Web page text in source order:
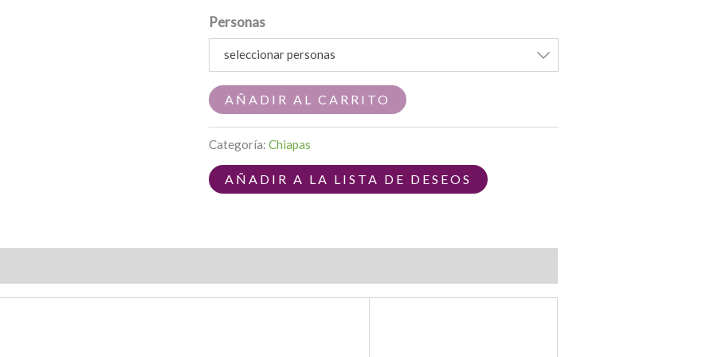
Personas
seleccionar personas
AÑADIR AL CARRITO
Categoría:Chiapas
AÑADIR A LA LISTA DE DESEOS